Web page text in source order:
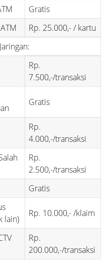
Gratis
Rp. 25.000,- / kartu
Rp.
7.500,-/transaksi
Gratis
Rp.
4.000,-/transaksi
Rp.
2.500,-/transaksi
Gratis
lain)
Rp. 10.000,- /klaim
Rp.
200.000,-/transaksi